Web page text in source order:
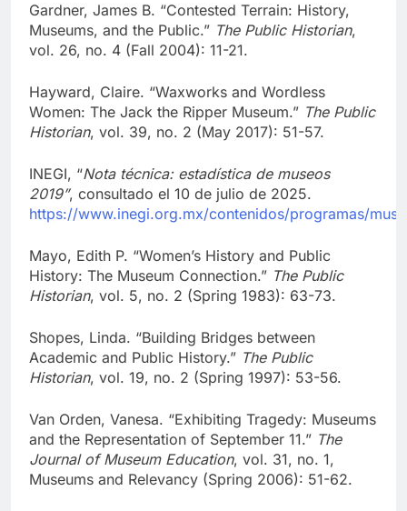
Gardner, James B. “Contested Terrain: History,
Museums, and the Public.” The Public Historian,
vol. 26, no. 4 (Fall 2004): 11-21.
Hayward, Claire. “Waxworks and Wordless
Women: The Jack the Ripper Museum.” The Public
Historian, vol. 39, no. 2 (May 2017): 51-57.
INEGI, “Nota técnica: estadística de museos
2019”, consultado el 10 de julio de 2025.
https://www.inegi.org.mx/contenidos/programas/
Mayo, Edith P. “Women’s History and Public
History: The Museum Connection.” The Public
Historian, vol. 5, no. 2 (Spring 1983): 63-73.
Shopes, Linda. “Building Bridges between
Academic and Public History.” The Public
Historian, vol. 19, no. 2 (Spring 1997): 53-56.
Van Orden, Vanesa. “Exhibiting Tragedy: Museums
and the Representation of September 11.” The
Journal of Museum Education, vol. 31, no. 1,
Museums and Relevancy (Spring 2006): 51-62.